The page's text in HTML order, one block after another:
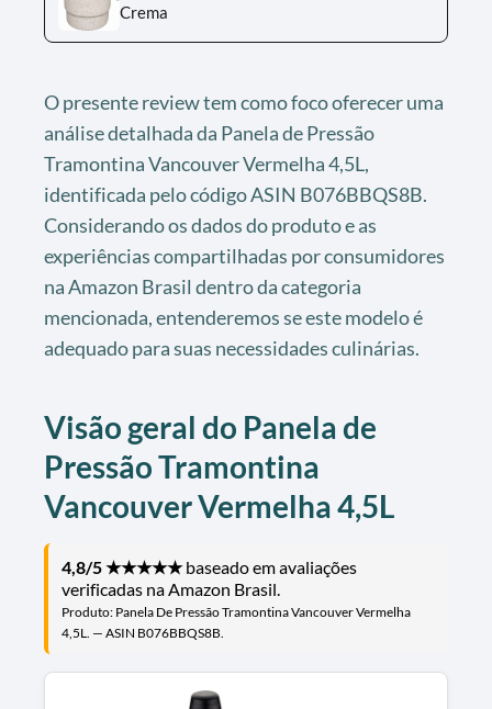
Crema
O presente review tem como foco oferecer uma
análise detalhada da Panela de Pressão
Tramontina Vancouver Vermelha 4,5L,
identificada pelo código ASIN B076BBQS8B.
Considerando os dados do produto e as
experiências compartilhadas por consumidores
na Amazon Brasil dentro da categoria
mencionada, entenderemos se este modelo é
adequado para suas necessidades culinárias.
Visão geral do Panela de
Pressão Tramontina
Vancouver Vermelha 4,5L
4,8/5 ★★★★★baseado em avaliações
verificadas na Amazon Brasil.
Produto: Panela De Pressão Tramontina Vancouver Vermelha
4,5L. — ASIN B076BBQS8B.